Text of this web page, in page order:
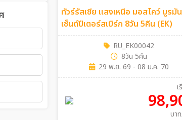
ทัวร์รัสเซีย แสงเหนือ มอสโคว์ มูรมั
เซ็นต์ปีเตอร์สเบิร์ก 8วัน 5คืน (EK)
RU_EK00042
8วัน 5คืน
29 พ.ย. 69 - 08 ม.ค. 70
บา